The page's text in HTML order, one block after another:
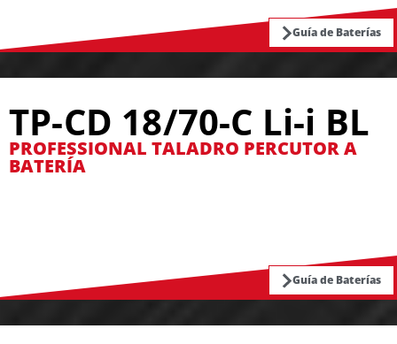
Guía de Baterías
TP-CD 18/70-C Li-i BL
PROFESSIONAL TALADRO PERCUTOR A
BATERÍA
Guía de Baterías